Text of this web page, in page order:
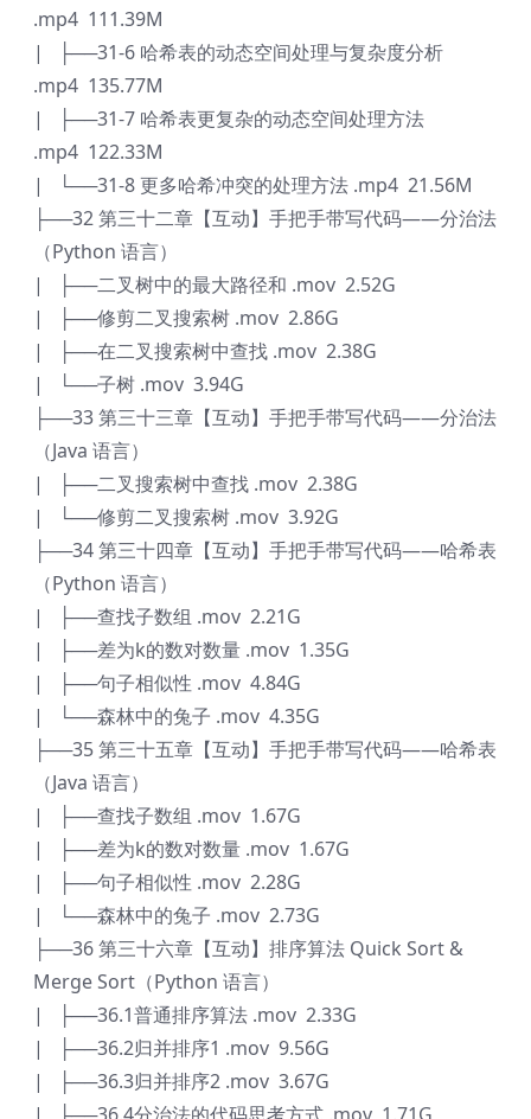
.mp4 111.39M
| ├──31-6 哈希表的动态空间处理与复杂度分析
.mp4 135.77M
| ├──31-7 哈希表更复杂的动态空间处理方法
.mp4 122.33M
| └──31-8 更多哈希冲突的处理方法 .mp4 21.56M
├──32 第三十二章【互动】手把手带写代码——分治法
（Python 语言）
| ├──二叉树中的最大路径和 .mov 2.52G
| ├──修剪二叉搜索树 .mov 2.86G
| ├──在二叉搜索树中查找 .mov 2.38G
| └──子树 .mov 3.94G
├──33 第三十三章【互动】手把手带写代码——分治法
（Java 语言）
| ├──二叉搜索树中查找 .mov 2.38G
| └──修剪二叉搜索树 .mov 3.92G
├──34 第三十四章【互动】手把手带写代码——哈希表
（Python 语言）
| ├──查找子数组 .mov 2.21G
| ├──差为k的数对数量 .mov 1.35G
| ├──句子相似性 .mov 4.84G
| └──森林中的兔子 .mov 4.35G
├──35 第三十五章【互动】手把手带写代码——哈希表
（Java 语言）
| ├──查找子数组 .mov 1.67G
| ├──差为k的数对数量 .mov 1.67G
| ├──句子相似性 .mov 2.28G
| └──森林中的兔子 .mov 2.73G
├──36 第三十六章【互动】排序算法 Quick Sort &
Merge Sort（Python 语言）
| ├──36.1普通排序算法 .mov 2.33G
| ├──36.2归并排序1 .mov 9.56G
| ├──36.3归并排序2 .mov 3.67G